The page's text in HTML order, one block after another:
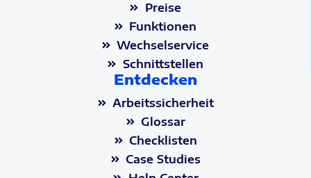
Preise
Funktionen
Wechselservice
Schnittstellen
Entdecken
Arbeitssicherheit
Glossar
Checklisten
Case Studies